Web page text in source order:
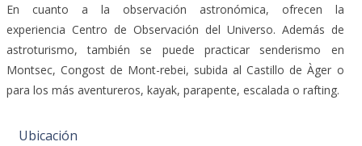
En cuanto a la observación astronómica, ofrecen la
experiencia Centro de Observación del Universo. Además de
astroturismo, también se puede practicar senderismo en
Montsec, Congost de Mont-rebei, subida al Castillo de Àger o
para los más aventureros, kayak, parapente, escalada o rafting.
Ubicación